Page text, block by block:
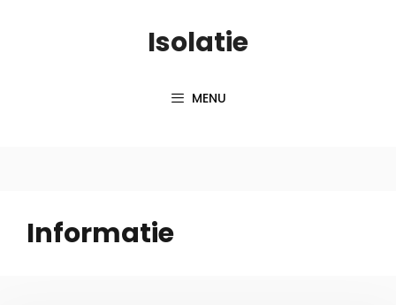
Isolatie
MENU
Informatie